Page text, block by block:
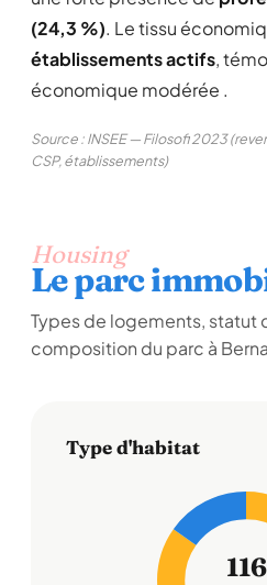
(24,3 %). Le tissu
établissements actifs,
économique modérée .
Source : INSEE — Filosofi 2023
CSP, établissements)
Housing
Le parc
Types de logements, statut
composition du parc à
Type d'habitat
116